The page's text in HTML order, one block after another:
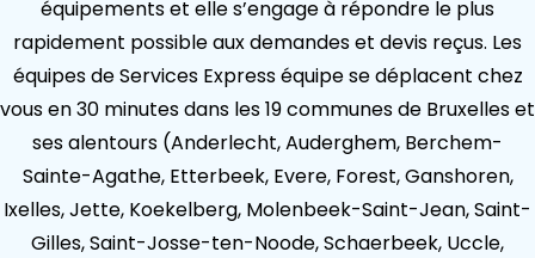
équipements et elle s’engage à répondre le plus
rapidement possible aux demandes et devis reçus. Les
équipes de Services Express équipe se déplacent chez
vous en 30 minutes dans les 19 communes de Bruxelles et
ses alentours (Anderlecht, Auderghem, Berchem-
Sainte-Agathe, Etterbeek, Evere, Forest, Ganshoren,
Ixelles, Jette, Koekelberg, Molenbeek-Saint-Jean, Saint-
Gilles, Saint-Josse-ten-Noode, Schaerbeek, Uccle,